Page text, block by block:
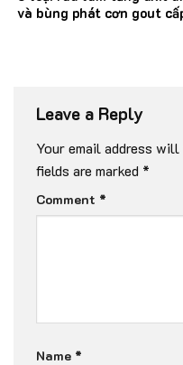
và bùng phát cơn gout
Leave a Reply
Your email address
fields are marked *
Comment *
Name *